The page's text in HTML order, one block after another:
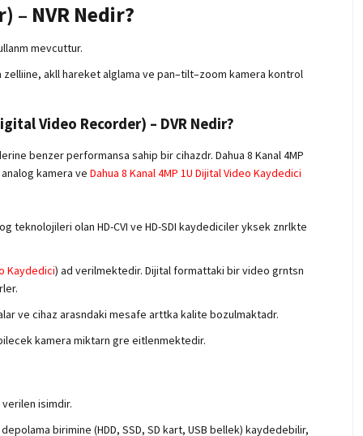
– NVR Nedir?
mevcuttur.
zelliine, akll hareket alglama ve pan–tilt–zoom kamera kontrol
Video Recorder) – DVR Nedir?
benzer performansa sahip bir cihazdr. Dahua 8 Kanal 4MP
kamera ve Dahua 8 Kanal 4MP 1U Dijital Video Kaydedici
teknolojileri olan HD-CVI ve HD-SDI kaydediciler yksek znrlkte
Kaydedici) ad verilmektedir. Dijital formattaki bir video grntsn
ve cihaz arasndaki mesafe arttka kalite bozulmaktadr.
kamera miktarn gre eitlenmektedir.
isimdir.
birimine (HDD, SSD, SD kart, USB bellek) kaydedebilir,